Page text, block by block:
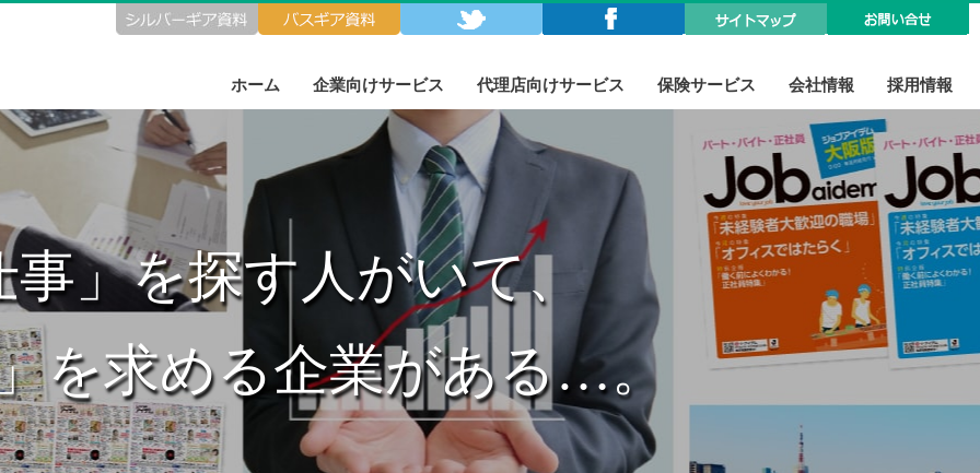
ホーム 企業向けサービス
実績紹介 広告掲載のご説明 よくある質問
代理店向けサービス
実績紹介 代理店募集 広告掲載のご説明 よくある質問
保険サービス 会社情報
組織図 アイデムグループの紹介
採用情報
事」を探す人がいて、
を求める企業がある…。